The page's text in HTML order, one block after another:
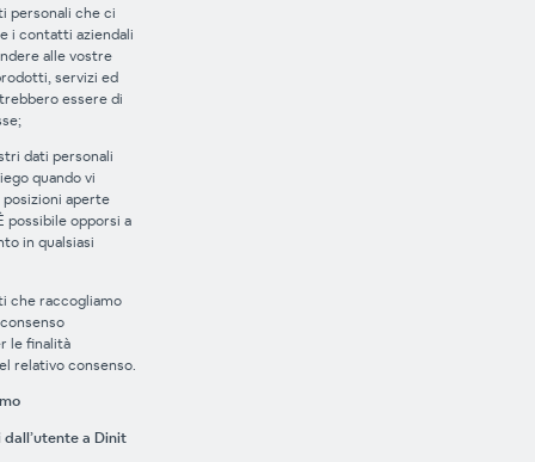
personali che ci
i contatti aziendali
alle vostre
servizi ed
essere di
dati personali
quando vi
aperte
possibile opporsi a
in qualsiasi
che raccogliamo
le finalità
relativo consenso.
a Dinit